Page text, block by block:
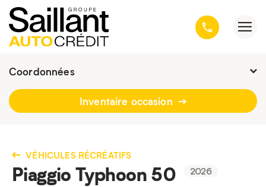
Coordonnées
Fermé : Ouverture-
418 659-6431
Inventaire occasion
VÉHICULES RÉCRÉATIFS
Piaggio Typhoon 50 2026